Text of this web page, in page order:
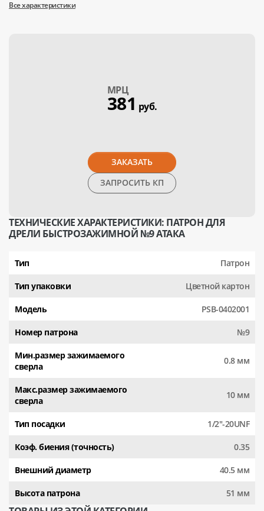
Все характеристики
МPЦ
381 руб.
ЗАКАЗАТЬ
ЗАПРОСИТЬ КП
ТЕХНИЧЕСКИЕ ХАРАКТЕРИСТИКИ: ПАТРОН ДЛЯ
ДРЕЛИ БЫСТРОЗАЖИМНОЙ №9 АТАКА
Тип Патрон
Тип упаковки Цветной картон
Модель PSB-0402001
Номер патрона №9
Мин.размер зажимаемого
сверла
0.8 мм
Макс.размер зажимаемого
сверла
10 мм
Тип посадки 1/2"-20UNF
Коэф. биения (точность) 0.35
Внешний диаметр 40.5 мм
Высота патрона 51 мм